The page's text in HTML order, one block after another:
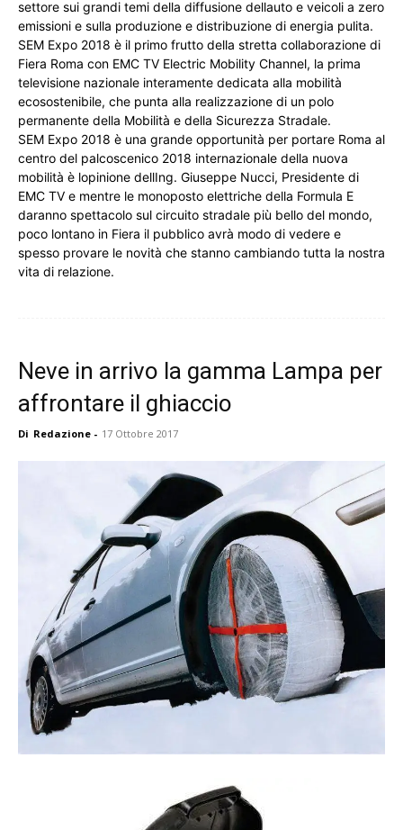
settore sui grandi temi della diffusione dellauto e veicoli a zero
emissioni e sulla produzione e distribuzione di energia pulita.
SEM Expo 2018 è il primo frutto della stretta collaborazione di
Fiera Roma con EMC TV Electric Mobility Channel, la prima
televisione nazionale interamente dedicata alla mobilità
ecosostenibile, che punta alla realizzazione di un polo
permanente della Mobilità e della Sicurezza Stradale.
SEM Expo 2018 è una grande opportunità per portare Roma al
centro del palcoscenico 2018 internazionale della nuova
mobilità è lopinione dellIng. Giuseppe Nucci, Presidente di
EMC TV e mentre le monoposto elettriche della Formula E
daranno spettacolo sul circuito stradale più bello del mondo,
poco lontano in Fiera il pubblico avrà modo di vedere e
spesso provare le novità che stanno cambiando tutta la nostra
vita di relazione.
Neve in arrivo la gamma Lampa per
affrontare il ghiaccio
Di Redazione - 17 Ottobre 2017